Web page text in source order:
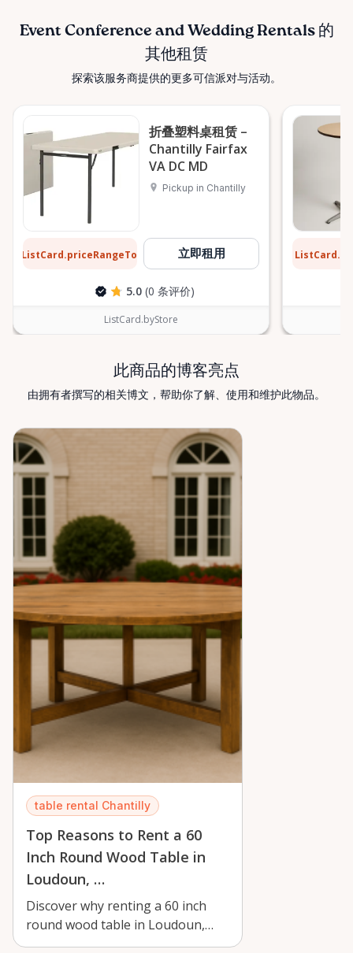
Event Conference and Wedding Rentals 的
其他租赁
探索该服务商提供的更多可信派对与活动。
折叠塑料桌租赁 –
Chantilly Fairfax
VA DC MD
Pickup in Chantilly
ListCard.priceRangeTo 立即租用
5.0 (0 条评价)
ListCard.byStore
此商品的博客亮点
由拥有者撰写的相关博文，帮助你了解、使用和维护此物品。
table rental Chantilly
Top Reasons to Rent a 60
Inch Round Wood Table in
Loudoun, …
Discover why renting a 60 inch
round wood table in Loudoun,
Fairfax or DC is perfect for your